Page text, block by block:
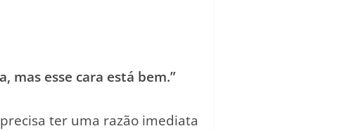
mas esse cara está bem.”
ter uma razão imediata